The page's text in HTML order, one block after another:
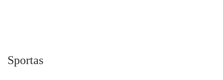
Sportas